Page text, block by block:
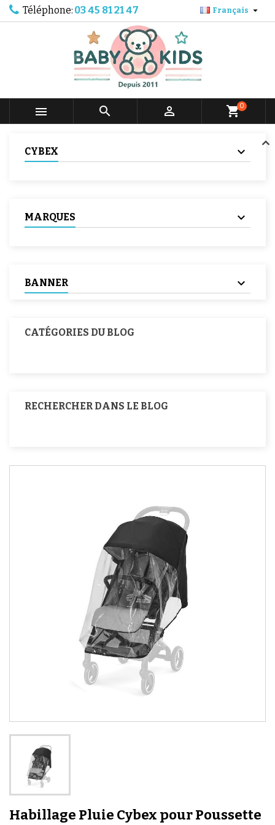
Téléphone: 03 45 81 21 47 Français 
   shopping_cart0
CYBEX
MARQUES
BANNER
CATÉGORIES DU BLOG
RECHERCHER DANS LE BLOG
Habillage Pluie Cybex pour Poussette